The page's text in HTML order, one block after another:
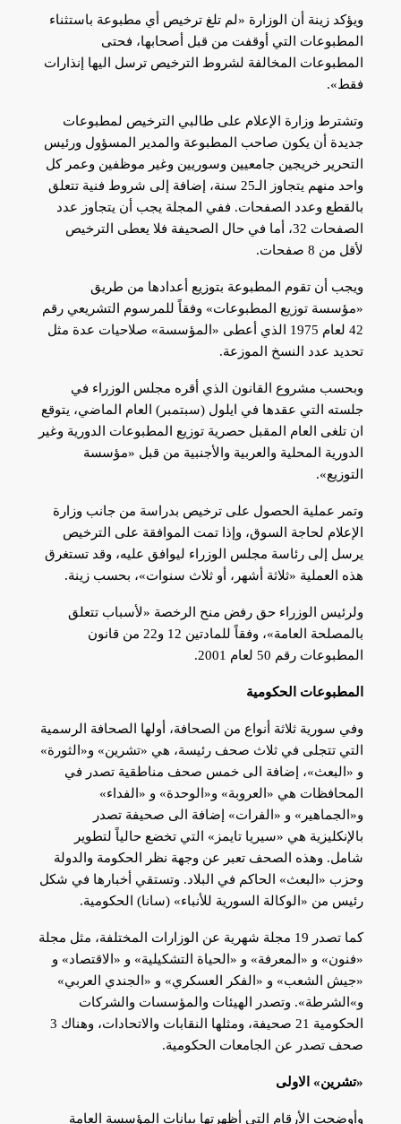
ويؤكد زينة أن الوزارة «لم تلغ ترخيص أي مطبوعة باستثناء
المطبوعات التي أوقفت من قبل أصحابها، فحتى
المطبوعات المخالفة لشروط الترخيص ترسل اليها إنذارات
فقط».
وتشترط وزارة الإعلام على طالبي الترخيص لمطبوعات
جديدة أن يكون صاحب المطبوعة والمدير المسؤول ورئيس
التحرير خريجين جامعيين وسوريين وغير موظفين وعمر كل
واحد منهم يتجاوز الـ25 سنة، إضافة إلى شروط فنية تتعلق
بالقطع وعدد الصفحات. ففي المجلة يجب أن يتجاوز عدد
الصفحات 32، أما في حال الصحيفة فلا يعطى الترخيص
لأقل من 8 صفحات.
ويجب أن تقوم المطبوعة بتوزيع أعدادها من طريق
«مؤسسة توزيع المطبوعات» وفقاً للمرسوم التشريعي رقم
42 لعام 1975 الذي أعطى «المؤسسة» صلاحيات عدة مثل
تحديد عدد النسخ الموزعة.
وبحسب مشروع القانون الذي أقره مجلس الوزراء في
جلسته التي عقدها في ايلول (سبتمبر) العام الماضي، يتوقع
ان تلغى العام المقبل حصرية توزيع المطبوعات الدورية وغير
الدورية المحلية والعربية والأجنبية من قبل «مؤسسة
التوزيع».
وتمر عملية الحصول على ترخيص بدراسة من جانب وزارة
الإعلام لحاجة السوق، وإذا تمت الموافقة على الترخيص
يرسل إلى رئاسة مجلس الوزراء ليوافق عليه، وقد تستغرق
هذه العملية «ثلاثة أشهر، أو ثلاث سنوات»، بحسب زينة.
ولرئيس الوزراء حق رفض منح الرخصة «لأسباب تتعلق
بالمصلحة العامة»، وفقاً للمادتين 12 و22 من قانون
المطبوعات رقم 50 لعام 2001.
المطبوعات الحكومية
وفي سورية ثلاثة أنواع من الصحافة، أولها الصحافة الرسمية
التي تتجلى في ثلاث صحف رئيسة، هي «تشرين» و«الثورة»
و «البعث»، إضافة الى خمس صحف مناطقية تصدر في
المحافظات هي «العروبة» و«الوحدة» و «الفداء»
و«الجماهير» و «الفرات» إضافة الى صحيفة تصدر
بالإنكليزية هي «سيريا تايمز» التي تخضع حالياً لتطوير
شامل. وهذه الصحف تعبر عن وجهة نظر الحكومة والدولة
وحزب «البعث» الحاكم في البلاد. وتستقي أخبارها في شكل
رئيس من «الوكالة السورية للأنباء» (سانا) الحكومية.
كما تصدر 19 مجلة شهرية عن الوزارات المختلفة، مثل مجلة
«فنون» و «المعرفة» و «الحياة التشكيلية» و «الاقتصاد» و
«جيش الشعب» و «الفكر العسكري» و «الجندي العربي»
و»الشرطة». وتصدر الهيئات والمؤسسات والشركات
الحكومية 21 صحيفة، ومثلها النقابات والاتحادات، وهناك 3
صحف تصدر عن الجامعات الحكومية.
«تشرين» الاولى
وأوضحت الأرقام التي أظهرتها بيانات المؤسسة العامة